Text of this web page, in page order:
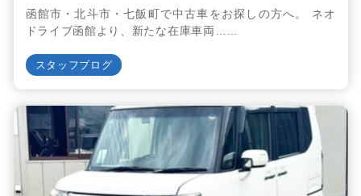
函館市・北斗市・七飯町で中古車をお探しの方へ。 ネオ
ドライブ函館より、新たな在庫車両……
スタッフブログ